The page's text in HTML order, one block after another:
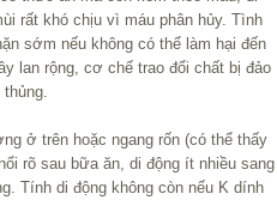
rất khó chịu vì máu phân hủy. Tình
sớm nếu không có thể làm hại đến
lan rộng, cơ chế trao đổi chất bị đảo
ở trên hoặc ngang rốn (có thể thấy
rõ sau bữa ăn, di động ít nhiều sang
Tính di động không còn nếu K dính